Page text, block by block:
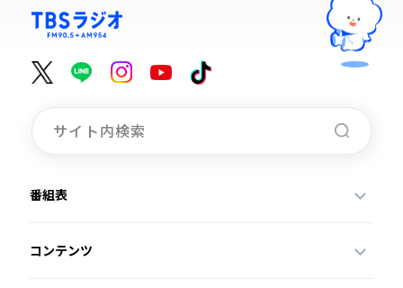
番組表
コンテンツ